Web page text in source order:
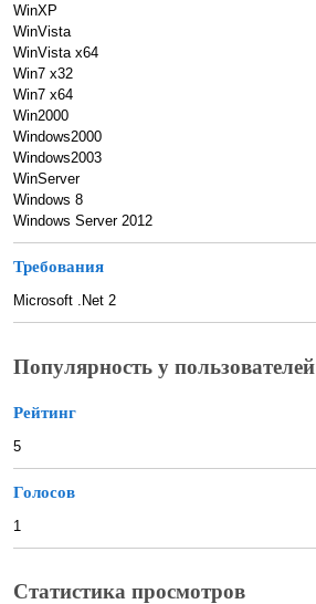
WinXP
WinVista
WinVista x64
Win7 x32
Win7 x64
Win2000
Windows2000
Windows2003
WinServer
Windows 8
Windows Server 2012
Требования
Microsoft .Net 2
Популярность у пользователей
Рейтинг
5
Голосов
1
Статистика просмотров